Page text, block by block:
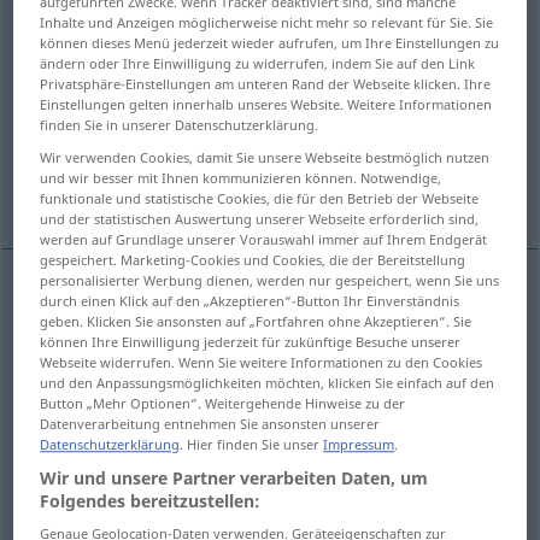
Übersicht aller Übersetzungen
(Für mehr Details die Übersetzung anklicken/antippen)
Parteigänger Führer eines Freikorps
Freischärler, Partisan
Parteigängerm,-genosse m partisanof a party
FührermeinesFreikorps partisan MIL leader of
a volunteer corps
Inhalte und Anzeigen möglicherweise nicht mehr so relevant für Sie. Sie
können dieses Menü jederzeit wieder aufrufen, um Ihre Einstellungen zu
ändern oder Ihre Einwilligung zu widerrufen, indem Sie auf den Link
Privatsphäre-Einstellungen am unteren Rand der Webseite klicken. Ihre
Einstellungen gelten innerhalb unseres Website. Weitere Informationen
finden Sie in unserer Datenschutzerklärung.
Wir verwenden Cookies, damit Sie unsere Webseite bestmöglich nutzen
und wir besser mit Ihnen kommunizieren können. Notwendige,
funktionale und statistische Cookies, die für den Betrieb der Webseite
und der statistischen Auswertung unserer Webseite erforderlich sind,
werden auf Grundlage unserer Vorauswahl immer auf Ihrem Endgerät
gespeichert. Marketing-Cookies und Cookies, die der Bereitstellung
personalisierter Werbung dienen, werden nur gespeichert, wenn Sie uns
durch einen Klick auf den „Akzeptieren“-Button Ihr Einverständnis
geben. Klicken Sie ansonsten auf „Fortfahren ohne Akzeptieren“. Sie
können Ihre Einwilligung jederzeit für zukünftige Besuche unserer
Webseite widerrufen. Wenn Sie weitere Informationen zu den Cookies
und den Anpassungsmöglichkeiten möchten, klicken Sie einfach auf den
Button „Mehr Optionen“. Weitergehende Hinweise zu der
Datenverarbeitung entnehmen Sie ansonsten unserer
Datenschutzerklärung. Hier finden Sie unserImpressum.
Wir und unsere Partner verarbeiten Daten, um
Folgendes bereitzustellen:
Genaue Geolocation-Daten verwenden. Geräteeigenschaften zur